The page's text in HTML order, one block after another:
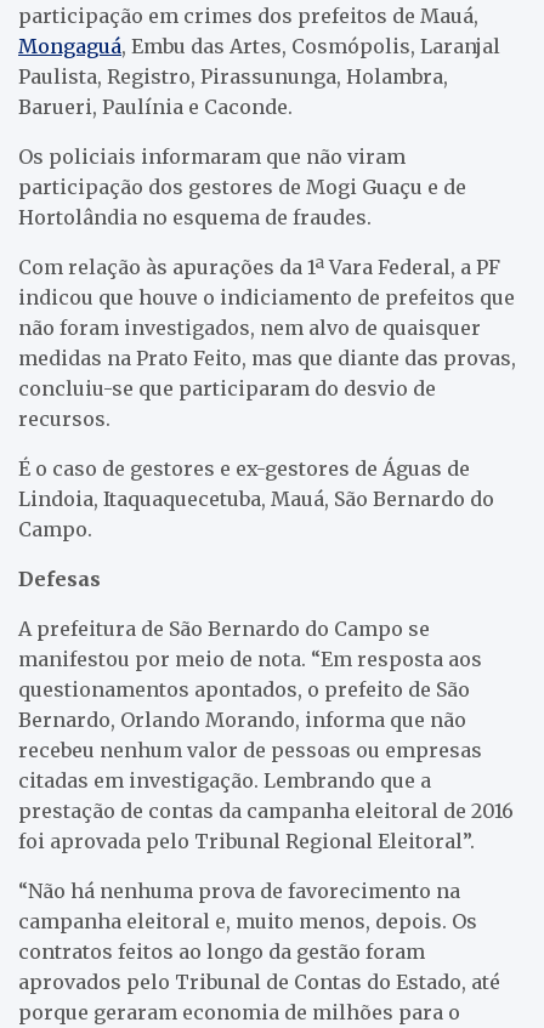
participação em crimes dos prefeitos de Mauá,
Mongaguá, Embu das Artes, Cosmópolis, Laranjal
Paulista, Registro, Pirassununga, Holambra,
Barueri, Paulínia e Caconde.
Os policiais informaram que não viram
participação dos gestores de Mogi Guaçu e de
Hortolândia no esquema de fraudes.
Com relação às apurações da 1ª Vara Federal, a PF
indicou que houve o indiciamento de prefeitos que
não foram investigados, nem alvo de quaisquer
medidas na Prato Feito, mas que diante das provas,
concluiu-se que participaram do desvio de
recursos.
É o caso de gestores e ex-gestores de Águas de
Lindoia, Itaquaquecetuba, Mauá, São Bernardo do
Campo.
Defesas
A prefeitura de São Bernardo do Campo se
manifestou por meio de nota. “Em resposta aos
questionamentos apontados, o prefeito de São
Bernardo, Orlando Morando, informa que não
recebeu nenhum valor de pessoas ou empresas
citadas em investigação. Lembrando que a
prestação de contas da campanha eleitoral de 2016
foi aprovada pelo Tribunal Regional Eleitoral”.
“Não há nenhuma prova de favorecimento na
campanha eleitoral e, muito menos, depois. Os
contratos feitos ao longo da gestão foram
aprovados pelo Tribunal de Contas do Estado, até
porque geraram economia de milhões para o